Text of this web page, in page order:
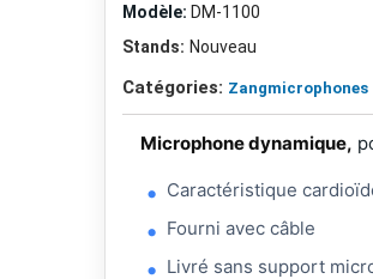
Modèle: DM-1100
Stands: Nouveau
Catégories: Zangmicrophones
Microphone dynamique,
Caractéristique
Fourni avec câble
Livré sans support